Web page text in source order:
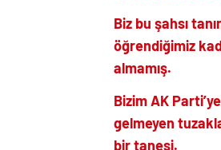
Biz bu şahsı
öğrendiğimiz
almamış.
Bizim AK
gelmeyen
bir tanesi.